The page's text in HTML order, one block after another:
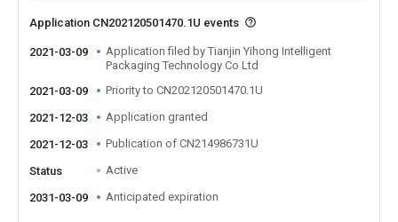
Application CN202120501470.1U events
2021-03-09
Application filed by Tianjin Yihong Intelligent
Packaging Technology Co Ltd
2021-03-09
Priority to CN202120501470.1U
2021-12-03 Application granted
2021-12-03 Publication of CN214986731U
Status Active
2031-03-09 Anticipated expiration